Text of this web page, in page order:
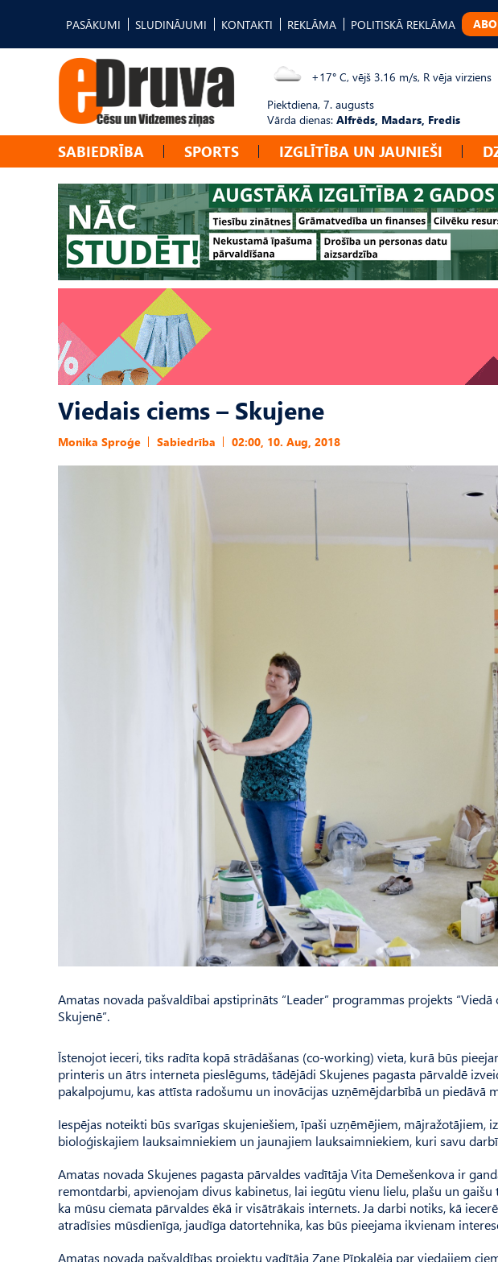
PASĀKUMI SLUDINĀJUMI KONTAKTI REKLĀMA POLITISKĀ REKLĀMA
+17° C, vējš 3.16 m/s, R vēja virziens
Piektdiena, 7. augusts
Vārda dienas: Alfrēds, Madars, Fredis
SABIEDRĪBA SPORTS IZGLĪTĪBA UN JAUNIEŠI
Viedais ciems – Skujene
Monika Sproģe Sabiedrība 02:00, 10. Aug, 2018
Amatas novada pašvaldībai apstiprināts “Leader” programmas projekts
Skujenē”.
Īstenojot ieceri, tiks radīta kopā strādāšanas (co-working) vieta, kurā būs
printeris un ātrs interneta pieslēgums, tādējādi Skujenes pagasta pārvaldē
pakalpojumu, kas attīsta radošumu un inovācijas uzņēmējdarbībā un piedāvā
Iespējas noteikti būs svarīgas skujeniešiem, īpaši uzņēmējiem,
bioloģiskajiem lauksaimniekiem un jaunajiem lauksaimniekiem, kuri savu
Amatas novada Skujenes pagasta pārvaldes vadītāja Vita De­mešenkova ir
remontdarbi, apvienojam divus kabinetus, lai iegūtu vienu lielu, plašu un gaišu
ka mūsu ciemata pārvaldes ēkā ir vis­ātrākais internets. Ja darbi notiks, kā
atradīsies mūsdienīga, jaudīga datortehnika, kas būs pieejama ikvienam
Amatas novada pašvaldības projektu vadītāja Zane Pīpkalēja par viedajiem